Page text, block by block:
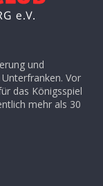
und
Vor
das Königsspiel
mehr als 30